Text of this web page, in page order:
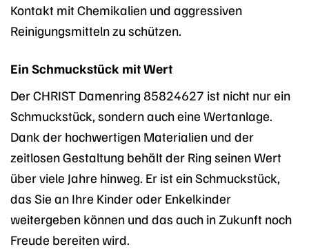
Kontakt mit Chemikalien und aggressiven
Reinigungsmitteln zu schützen.
Ein Schmuckstück mit Wert
Der CHRIST Damenring 85824627 ist nicht nur ein
Schmuckstück, sondern auch eine Wertanlage.
Dank der hochwertigen Materialien und der
zeitlosen Gestaltung behält der Ring seinen Wert
über viele Jahre hinweg. Er ist ein Schmuckstück,
das Sie an Ihre Kinder oder Enkelkinder
weitergeben können und das auch in Zukunft noch
Freude bereiten wird.